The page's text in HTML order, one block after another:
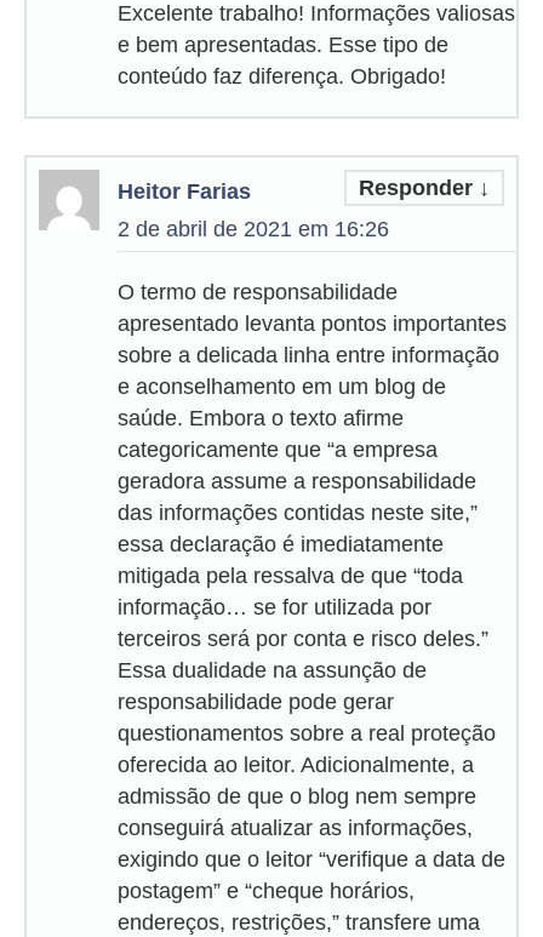
Excelente trabalho! Informações valiosas
e bem apresentadas. Esse tipo de
conteúdo faz diferença. Obrigado!
Heitor Farias
2 de abril de 2021 em 16:26
Responder ↓
O termo de responsabilidade
apresentado levanta pontos importantes
sobre a delicada linha entre informação
e aconselhamento em um blog de
saúde. Embora o texto afirme
categoricamente que “a empresa
geradora assume a responsabilidade
das informações contidas neste site,”
essa declaração é imediatamente
mitigada pela ressalva de que “toda
informação… se for utilizada por
terceiros será por conta e risco deles.”
Essa dualidade na assunção de
responsabilidade pode gerar
questionamentos sobre a real proteção
oferecida ao leitor. Adicionalmente, a
admissão de que o blog nem sempre
conseguirá atualizar as informações,
exigindo que o leitor “verifique a data de
postagem” e “cheque horários,
endereços, restrições,” transfere uma